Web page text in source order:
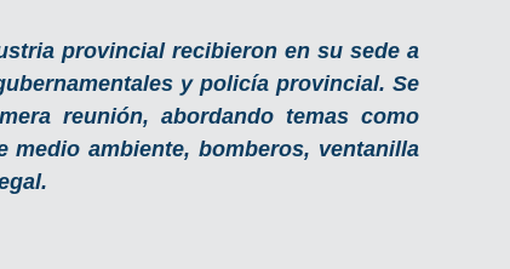
provincial recibieron en su sede a
y policía provincial. Se
reunión, abordando temas como
ambiente, bomberos, ventanilla